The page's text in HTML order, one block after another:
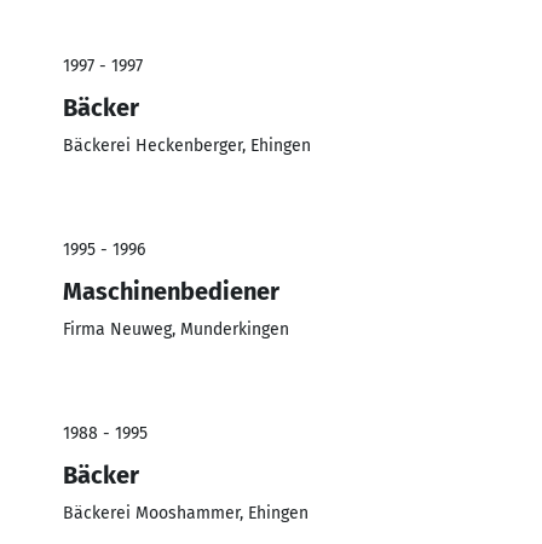
1997 - 1997
Bäcker
Bäckerei Heckenberger, Ehingen
1995 - 1996
Maschinenbediener
Firma Neuweg, Munderkingen
1988 - 1995
Bäcker
Bäckerei Mooshammer, Ehingen